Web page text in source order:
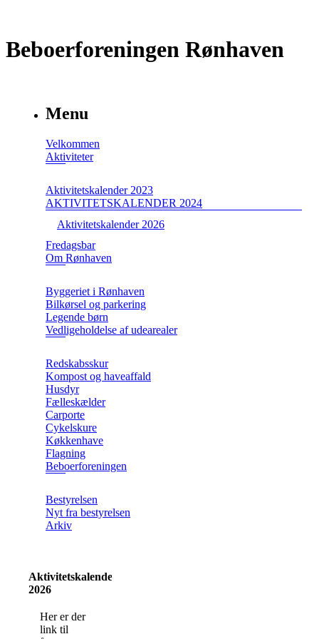
Beboerforeningen Rønhaven
Menu
Velkommen
Aktiviteter
Aktivitetskalender 2023
AKTIVITETSKALENDER 2024
Aktivitetskalender 2026
Fredagsbar
Om Rønhaven
Byggeriet i Rønhaven
Bilkørsel og parkering
Legende børn
Vedligeholdelse af udearealer
Redskabsskur
Kompost og haveaffald
Husdyr
Fælleskælder
Carporte
Cykelskure
Køkkenhave
Flagning
Beboerforeningen
Bestyrelsen
Nyt fra bestyrelsen
Arkiv
Aktivitetskalender
2026
Her er der
link til